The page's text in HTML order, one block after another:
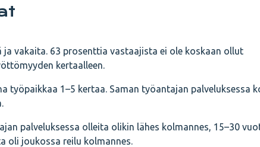
vakaita. 63 prosenttia vastaajista ei ole koskaan ollut
kertaalleen.
työpaikkaa 1–5 kertaa. Saman työantajan palveluksessa
palveluksessa olleita olikin lähes kolmannes, 15–30
oli joukossa reilu kolmannes.